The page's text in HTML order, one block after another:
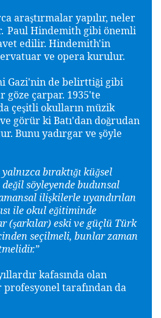
araştırmalar yapılır, neler
Paul Hindemith gibi önemli
edilir. Hindemith'in
ve opera kurulur.
Gazi'nin de belirttiği gibi
göze çarpar. 1935'te
çeşitli okulların müzik
görür ki Batı'dan doğrudan
Bunu yadırgar ve şöyle
bıraktığı küğsel
ğil söyleyende budunsal
ilişkilerle uyandırılan
ile okul eğitiminde
(şarkılar) eski ve güçlü Türk
seçilmeli, bunlar zaman
kafasında olan
tarafından da